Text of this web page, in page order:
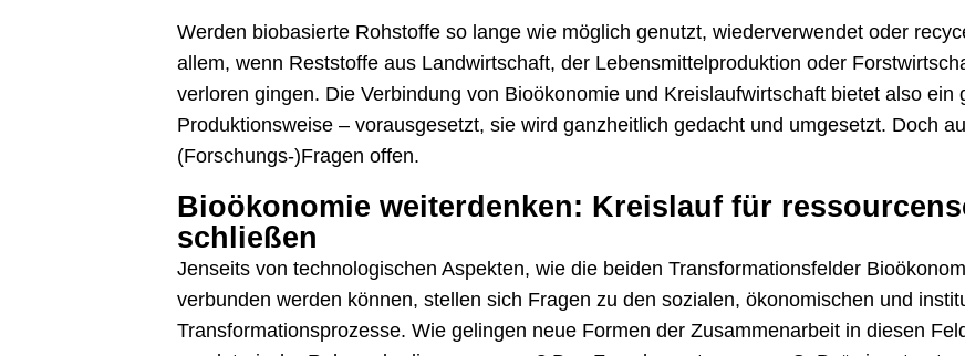
Werden biobasierte Rohstoffe so lange wie möglich genutzt, wiederverwendet oder
allem, wenn Reststoffe aus Landwirtschaft, der Lebensmittelproduktion oder
verloren gingen. Die Verbindung von Bioökonomie und Kreislaufwirtschaft bietet also
Produktionsweise – vorausgesetzt, sie wird ganzheitlich gedacht und umgesetzt. Doch
(Forschungs-)Fragen offen.
Bioökonomie weiterdenken: Kreislauf für
schließen
Jenseits von technologischen Aspekten, wie die beiden Transformationsfelder
verbunden werden können, stellen sich Fragen zu den sozialen, ökonomischen und
Transformationsprozesse. Wie gelingen neue Formen der Zusammenarbeit in diesen